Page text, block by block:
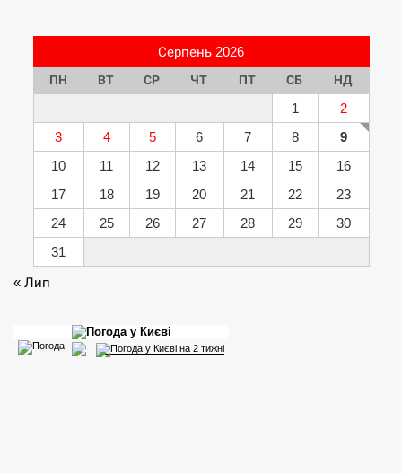
Серпень 2026
ПН ВТ СР ЧТ ПТ СБ НД
1
2
3
4 5 6 7 8
9
10
11 12 13 14 15
16
17
18 19 20 21 22
23
24
25 26 27 28 29
30
31
« Лип